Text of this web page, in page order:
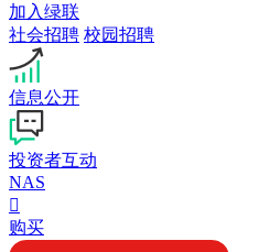
加入绿联
社会招聘 校园招聘
信息公开
投资者互动
NAS

购买